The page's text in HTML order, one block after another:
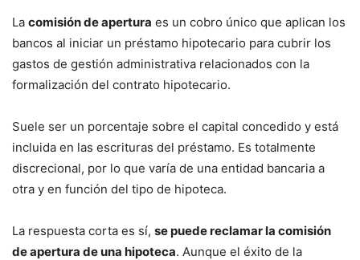
La comisión de apertura es un cobro único que aplican los
bancos al iniciar un préstamo hipotecario para cubrir los
gastos de gestión administrativa relacionados con la
formalización del contrato hipotecario.
Suele ser un porcentaje sobre el capital concedido y está
incluida en las escrituras del préstamo. Es totalmente
discrecional, por lo que varía de una entidad bancaria a
otra y en función del tipo de hipoteca.
La respuesta corta es sí, se puede reclamar la comisión
de apertura de una hipoteca. Aunque el éxito de la